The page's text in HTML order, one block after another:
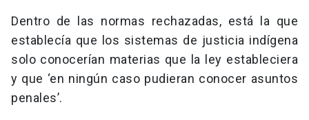
Dentro de las normas rechazadas, está la que
establecía que los sistemas de justicia indígena
solo conocerían materias que la ley estableciera
y que ‘en ningún caso pudieran conocer asuntos
penales’.